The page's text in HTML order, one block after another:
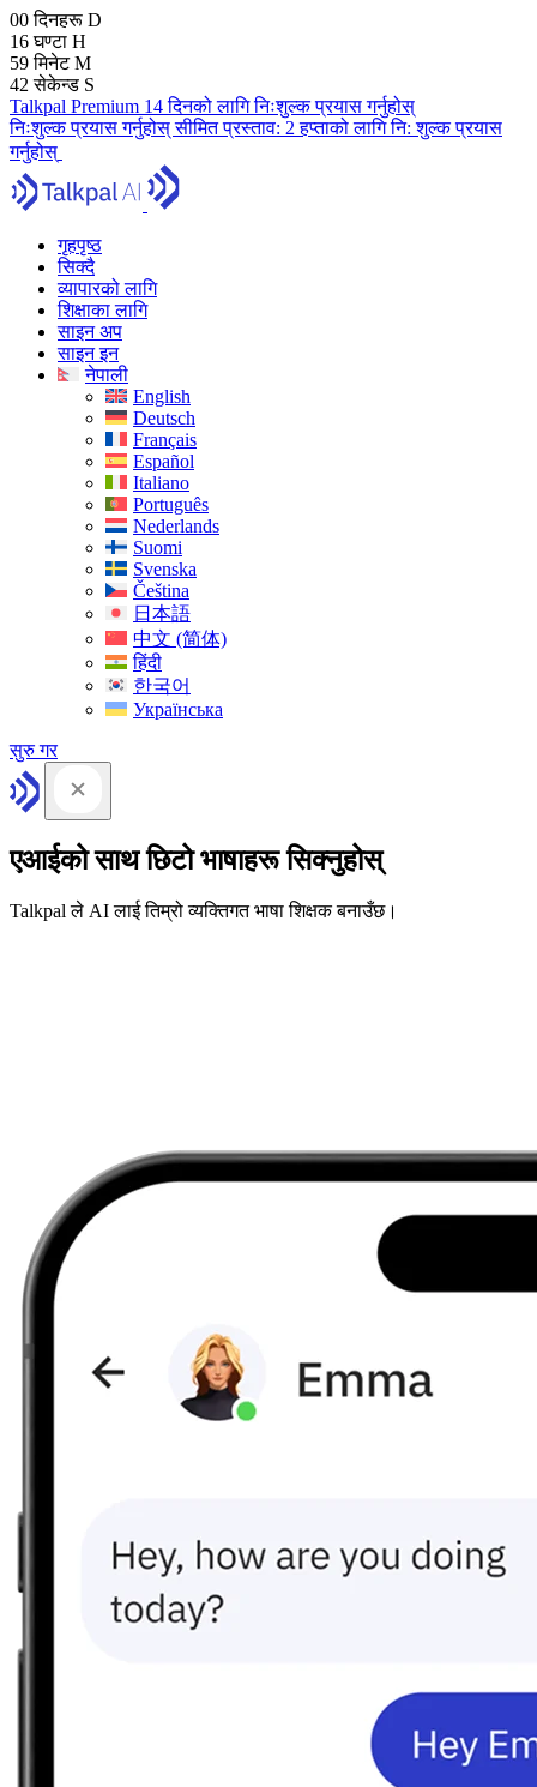
00 दिनहरू D
16 घण्टा H
59 मिनेटM
41 सेकेन्ड S
Talkpal Premium 14 दिनको लागि निःशुल्क प्रयास गर्नुहोस्
निःशुल्क प्रयास गर्नुहोस्सीमित प्रस्ताव: 2 हप्ताको लागि नि: शुल्क प्रयास
गर्नुहोस्
गृहपृष्ठ
सिक्दै
व्यापारको लागि
शिक्षाका लागि
साइन अप
साइन इन
नेपाली
English
Deutsch
Français
Español
Italiano
Português
Nederlands
Suomi
Svenska
Čeština
日本語
中文 (简体)
हिंदी
한국어
Українська
सुरु गर
एआईको साथ छिटो भाषाहरू सिक्नुहोस्
Talkpal ले AI लाई तिम्रो व्यक्तिगत भाषा शिक्षक बनाउँछ।